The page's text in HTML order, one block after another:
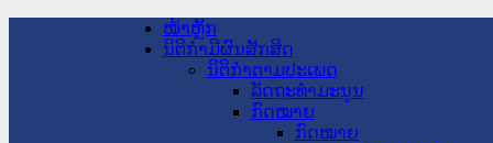
ໜ້າຫຼັກ
ນິຕິກໍາມີຜົນສັກສິດ
ນິຕິກໍາຕາມປະເພດ
ລັດຖະທໍາມະນູນ
ກົດໝາຍ
ກົດໝາຍ